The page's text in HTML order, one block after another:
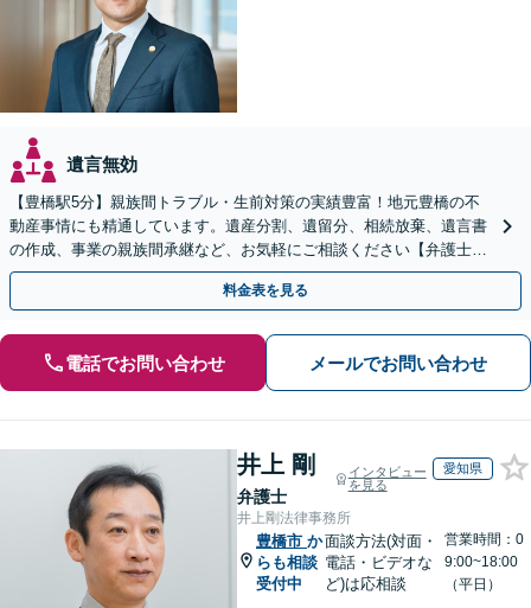
遺言無効
【豊橋駅5分】親族間トラブル・生前対策の実績豊富！地元豊橋の不
動産事情にも精通しています。遺産分割、遺留分、相続放棄、遺言書
の作成、事業の親族間承継など、お気軽にご相談ください【弁護士歴
10年】
料金表を見る
電話でお問い合わせ メールでお問い合わせ
井上 剛
弁護士
インタビュー
を見る
愛知県
井上剛法律事務所
豊橋市 か
らも相談
受付中
面談方法(対面・
電話・ビデオな
ど)は応相談
営業時間：0
9:00~18:00
（平日）